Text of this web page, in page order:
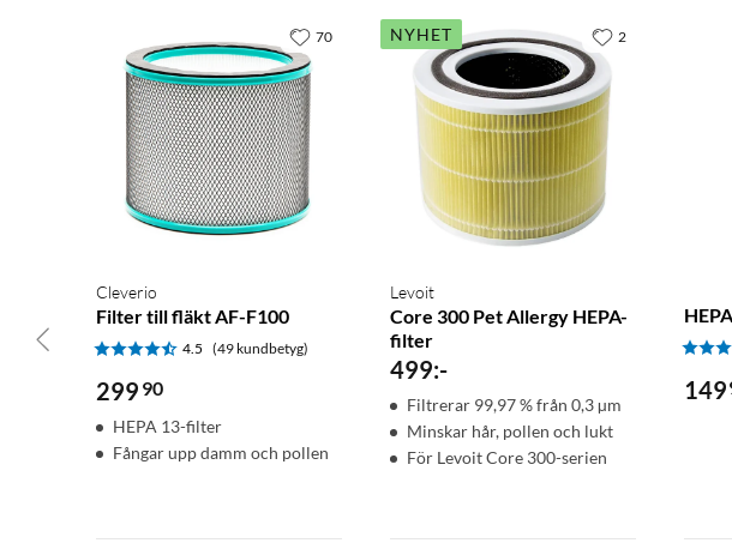
Cleverio
Filter till fläkt AF-F100
4.5 (49 kundbetyg)
299 90
HEPA 13-filter
Fångar upp damm och pollen
70 NYHET
Levoit
Core 300 Pet Allergy HEPA-
filter
499:-
Filtrerar 99,97 % från 0,3 µm
Minskar hår, pollen och lukt
För Levoit Core 300-serien
2
149